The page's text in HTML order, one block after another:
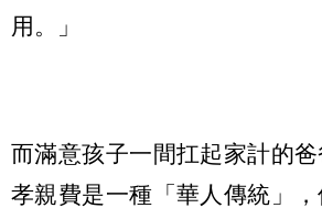
用。」
而滿意孩子一間扛起家計的
孝親費是一種「華人傳統」